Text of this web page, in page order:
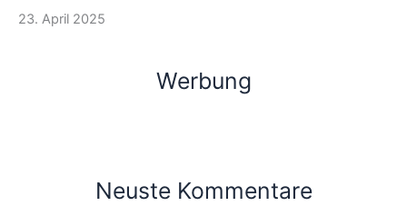
23. April 2025
Werbung
Neuste Kommentare